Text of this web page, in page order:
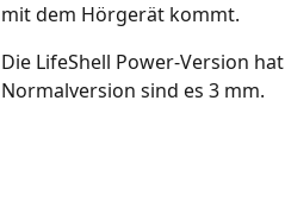
mit dem Hörgerät kommt.
Die LifeShell Power-Version
Normalversion sind es 3 mm.